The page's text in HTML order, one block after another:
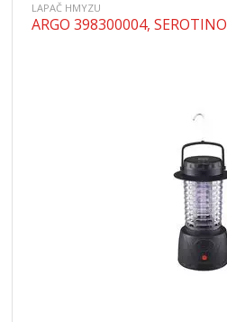
LAPAČ HMYZU
ARGO 398300004, SEROTINO